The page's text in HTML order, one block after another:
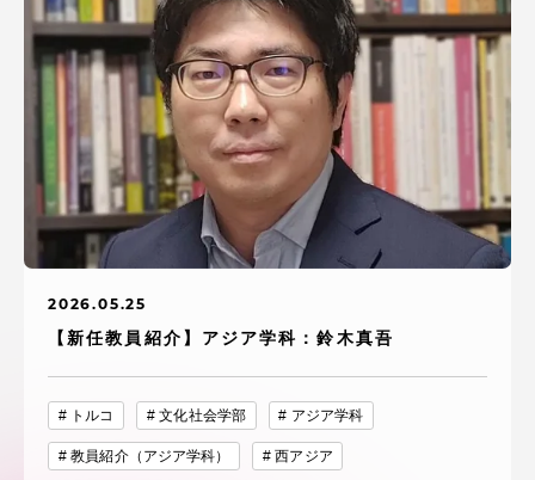
2026.05.25
【新任教員紹介】アジア学科：鈴木真吾
トルコ 文化社会学部 アジア学科
教員紹介（アジア学科） 西アジア